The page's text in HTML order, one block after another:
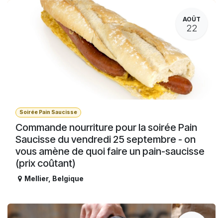
AOÛT
22
Soirée Pain Saucisse
Commande nourriture pour la soirée Pain
Saucisse du vendredi 25 septembre - on
vous amène de quoi faire un pain-saucisse
(prix coûtant)
Mellier, Belgique